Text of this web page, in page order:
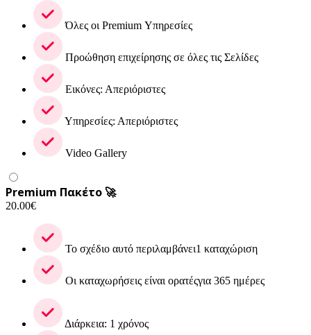
Όλες οι Premium Υπηρεσίες
Προώθηση επιχείρησης σε όλες τις Σελίδες
Εικόνες: Απεριόριστες
Υπηρεσίες: Απεριόριστες
Video Gallery
Premium Πακέτο 🚀
20.00€
Το σχέδιο αυτό περιλαμβάνει1 καταχώριση
Οι καταχωρήσεις είναι ορατέςγια 365 ημέρες
Διάρκεια: 1 χρόνος